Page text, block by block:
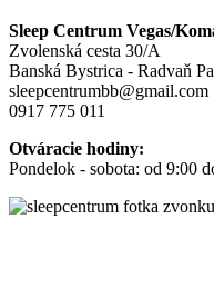
Sleep Centrum Vegas/
Zvolenská cesta 30/A
Banská Bystrica - Radvaň
sleepcentrumbb@gmail.com
0917 775 011
Otváracie hodiny:
Pondelok - sobota: od 9:00